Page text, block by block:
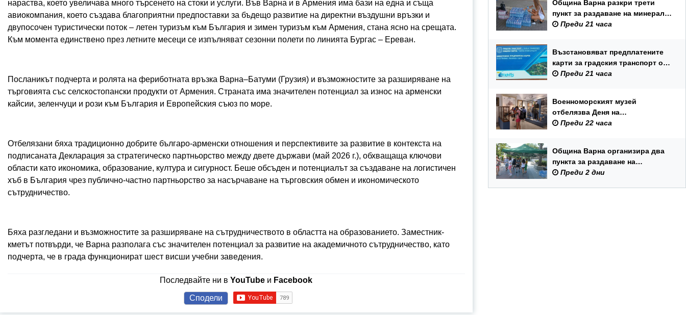
нараства, което увеличава много търсенето на стоки и услуги. Във Варна и в Армения има бази на една и съща
авиокомпания, което създава благоприятни предпоставки за бъдещо развитие на директни въздушни връзки и
двупосочен туристически поток – летен туризъм към България и зимен туризъм към Армения, стана ясно на срещата.
Към момента единствено през летните месеци се изпълняват сезонни полети по линията Бургас – Ереван.
Посланикът подчерта и ролята на фериботната връзка Варна–Батуми (Грузия) и възможностите за разширяване на
търговията със селскостопански продукти от Армения. Страната има значителен потенциал за износ на арменски
кайсии, зеленчуци и рози към България и Европейския съюз по море.
Отбелязани бяха традиционно добрите българо-арменски отношения и перспективите за развитие в контекста на
подписаната Декларация за стратегическо партньорство между двете държави (май 2026 г.), обхващаща ключови
области като икономика, образование, култура и сигурност. Беше обсъден и потенциалът за създаване на логистичен
хъб в България чрез публично-частно партньорство за насърчаване на търговския обмен и икономическото
сътрудничество.
Бяха разгледани и възможностите за разширяване на сътрудничеството в областта на образованието. Заместник-
кметът потвърди, че Варна разполага със значителен потенциал за развитие на академичното сътрудничество, като
подчерта, че в града функционират шест висши учебни заведения.
Последвайте ни вYouTube и Facebook
Сподели
Община Варна разкри трети
пункт за раздаване на минерална
вода
Преди 21 часа
Възстановяват предплатените
карти за градския транспорт от 6
август
Преди 21 часа
Военноморският музей
отбелязва Деня на
Военноморските сили с вход
Преди 22 часа
Община Варна организира два
пункта за раздаване на
минерална вода
Преди 2 дни